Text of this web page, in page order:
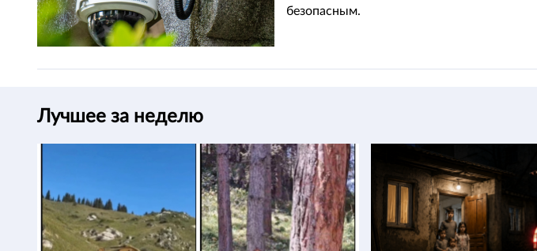
безопасным.
Лучшее за неделю